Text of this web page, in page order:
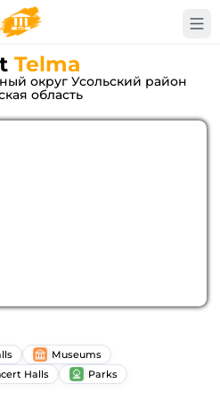
Telma
округ Усольский район
область
Museums
Halls
Parks